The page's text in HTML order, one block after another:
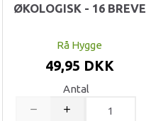
ØKOLOGISK - 16 BREVE
Rå Hygge
49,95 DKK
Antal